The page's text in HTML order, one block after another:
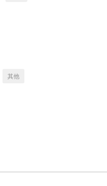
其他